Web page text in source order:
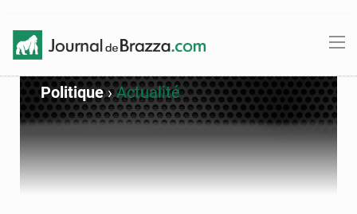
Politique›Actualité